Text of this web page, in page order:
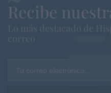
Recibe
Lo más destacado de
correo
Tu correo electrónico...